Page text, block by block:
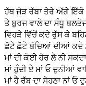
ਹੱਥ ਜੋੜ ਰੱਬਾ ਤੇਰੇ ਅੱਗੇ
ਤੇ ਬੁਰਜ ਵਾਲੇ ਦਾ ਸੰਧੂ
ਵਿਹੜੇ ਵਿੱਚੋਂ ਕਦੇ ਰੁੱਸ ਕੇ
ਛੋਟੇ ਛੋਟੇ ਬੱਚਿਆਂ ਦੀਆਂ ਕਦੇ
ਮਾਂ ਦੀ ਕੋਈ ਹੋਰ ਲੈ ਨੀ
ਮਾਂ ਹੁੰਦੀ ਏ ਮਾਂ ਓ ਦੁਨੀਆਂ
ਮਾਂ ਹੈ ਰੱਬ ਦਾ ਸੋਹਣਾ ਨਾਂ ਓ